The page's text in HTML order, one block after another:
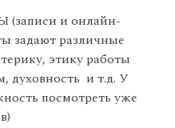
и онлайн-
задают различные
этику работы
духовность и т.д. У
посмотреть уже